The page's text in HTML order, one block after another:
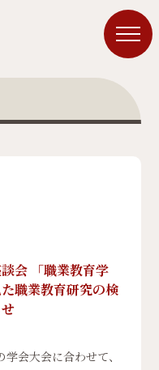
会 「職業教育学
職業教育研究の検
会大会に合わせて、